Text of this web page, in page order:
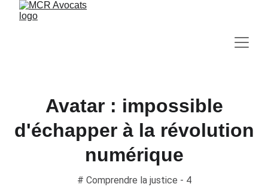
Avatar : impossible
d'échapper à la révolution
numérique
# Comprendre la justice - 4